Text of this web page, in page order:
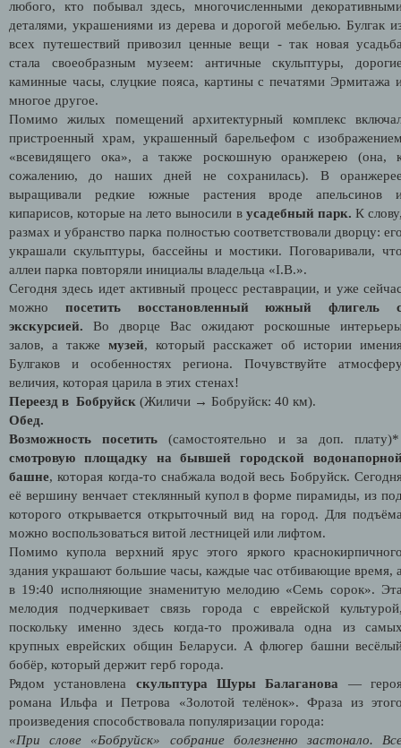
любого, кто побывал здесь, многочисленными
деталями, украшениями из дерева и дорогой мебелью. Булгак
всех путешествий привозил ценные вещи - так новая
стала своеобразным музеем: античные скульптуры,
каминные часы, слуцкие пояса, картины с печатями Эрмитажа
многое другое.
Помимо жилых помещений архитектурный комплекс
пристроенный храм, украшенный барельефом с
«всевидящего ока», а также роскошную оранжерею (она,
сожалению, до наших дней не сохранилась). В
выращивали редкие южные растения вроде апельсинов
кипарисов, которые на лето выносили в усадебный парк. К
размах и убранство парка полностью соответствовали дворцу:
украшали скульптуры, бассейны и мостики. Поговаривали,
аллеи парка повторяли инициалы владельца «I.B.».
Сегодня здесь идет активный процесс реставрации, и уже
можно посетить восстановленный южный флигель
экскурсией. Во дворце Вас ожидают роскошные
залов, а также музей, который расскажет об истории
Булгаков и особенностях региона. Почувствуйте
величия, которая царила в этих стенах!
Переезд в Бобруйск (Жиличи → Бобруйск: 40 км).
Обед.
Возможность посетить (самостоятельно и за доп.
смотровую площадку на бывшей городской
башне, которая когда-то снабжала водой весь Бобруйск.
её вершину венчает стеклянный купол в форме пирамиды, из
которого открывается открыточный вид на город. Для
можно воспользоваться витой лестницей или лифтом.
Помимо купола верхний ярус этого яркого
здания украшают большие часы, каждые час отбивающие время,
в 19:40 исполняющие знаменитую мелодию «Семь сорок».
мелодия подчеркивает связь города с еврейской
поскольку именно здесь когда-то проживала одна из
крупных еврейских общин Беларуси. А флюгер башни
бобёр, который держит герб города.
Рядом установлена скульптура Шуры Балаганова —
романа Ильфа и Петрова «Золотой телёнок». Фраза из
произведения способствовала популяризации города:
«При слове «Бобруйск» собрание болезненно застонало.